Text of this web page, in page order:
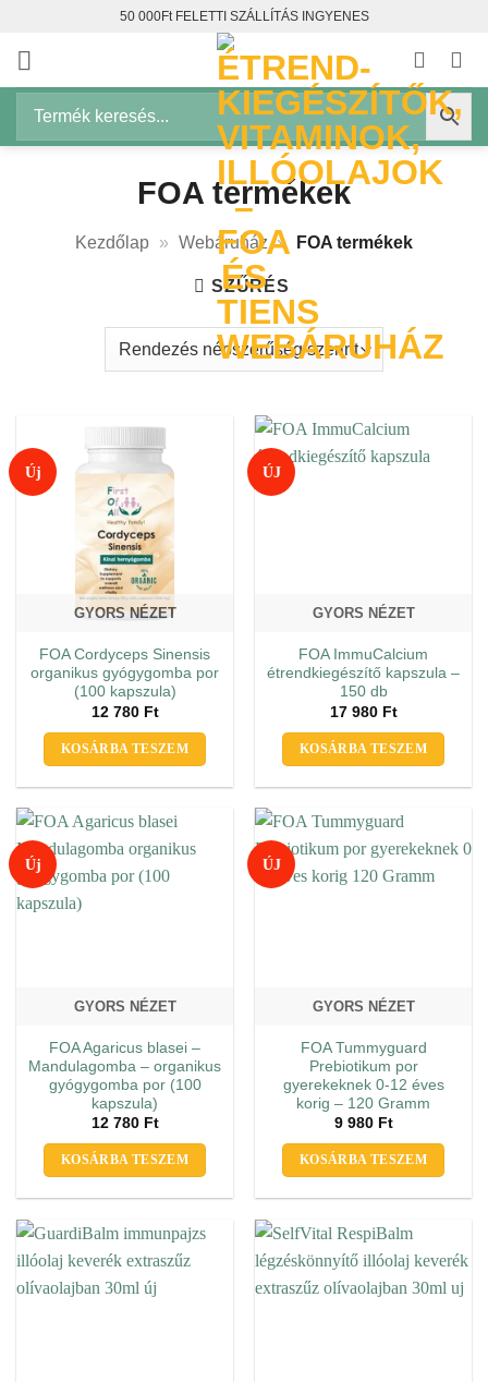
content
50 000Ft FELETTI SZÁLLÍTÁS INGYENES
FOA termékek
Kezdőlap » Webáruház » FOA termékek
SZŰRÉS
Új
GYORS NÉZET
FOA Cordyceps Sinensis
organikus gyógygomba por
(100 kapszula)
12 780 Ft
KOSÁRBA TESZEM
ÚJ
GYORS NÉZET
FOA ImmuCalcium
étrendkiegészítő kapszula –
150 db
17 980 Ft
KOSÁRBA TESZEM
Új
GYORS NÉZET
FOA Agaricus blasei –
Mandulagomba – organikus
gyógygomba por (100
kapszula)
12 780 Ft
KOSÁRBA TESZEM
ÚJ
GYORS NÉZET
FOA Tummyguard
Prebiotikum por
gyerekeknek 0-12 éves
korig – 120 Gramm
9 980 Ft
KOSÁRBA TESZEM